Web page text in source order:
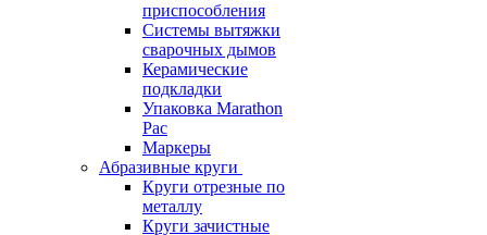
приспособления
Системы вытяжки
сварочных дымов
Керамические
подкладки
Упаковка Marathon
Pac
Маркеры
Абразивные круги
Круги отрезные по
металлу
Круги зачистные